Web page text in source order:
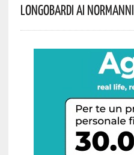
Longobardi Ai